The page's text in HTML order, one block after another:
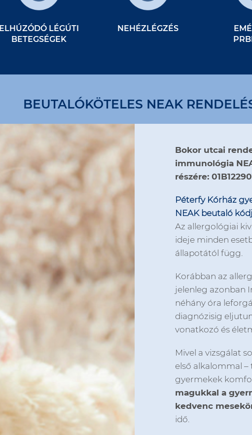
ELHÚZÓDÓ LÉGÚTI
BETEGSÉGEK
NEHÉZLÉGZÉS
BEUTALÓKÖTELES NEAK
Bokor utcai
immunológia
részére:
Péterfy Kórház
NEAK beutaló
Az allergológiai
ideje minden
állapotától függ.
Korábban az
jelenleg azonban
néhány óra
diagnózisig
vonatkozó és
Mivel a vizsgálat
első alkalommal –
gyermekek
magukkal a
kedvenc
idő.